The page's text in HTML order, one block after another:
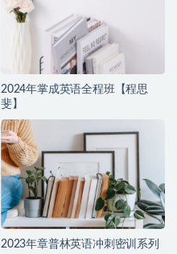
2024年掌成英语全程班【程思
斐】
2023年章普林英语冲刺密训系列